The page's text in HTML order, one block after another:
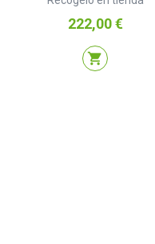
Precio
222,00 €
shopping_cart